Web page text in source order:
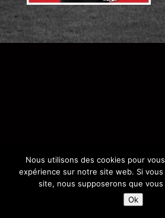
Nous utilisons des cookies pour
expérience sur notre site web. Si
site, nous supposerons que
Ok